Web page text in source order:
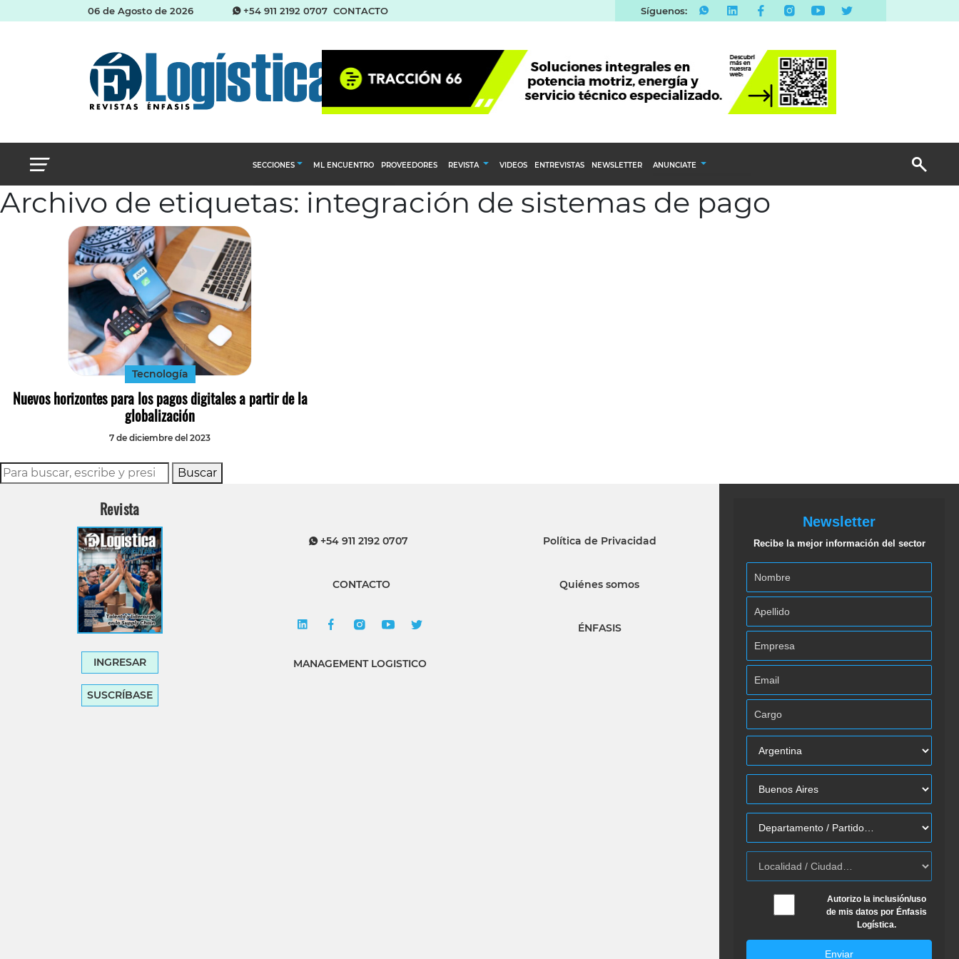
06 de Agosto de 2026 +54 911 2192 0707 CONTACTO Síguenos:
SECCIONES
Abastecimiento y compras
ML ENCUENTRO PROVEEDORES REVISTA
Calendario Editorial
Ediciones Anteriores
VIDEOS ENTREVISTAS NEWSLETTER ANUNCIATE
Publicidad Display
Archivo de etiquetas: integración de sistemas de pago
Tecnología
Nuevos horizontes para los pagos digitales a partir de la
globalización
7 de diciembre del 2023
Buscar
Revista
INGRESAR
SUSCRÍBASE
+54 911 2192 0707
CONTACTO
MANAGEMENT LOGISTICO
Política de Privacidad
Quiénes somos
ÉNFASIS
Newsletter
Recibe la mejor información del sector
Autorizo la inclusión/uso
de mis datos por Énfasis
Logística.
Enviar